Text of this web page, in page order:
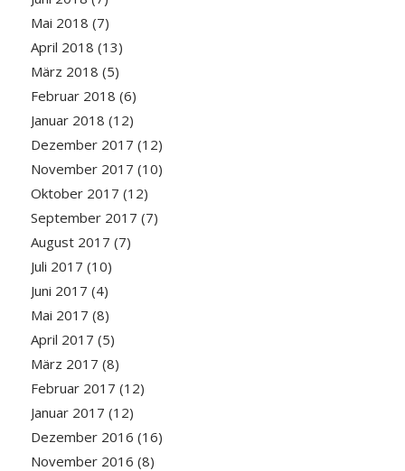
Mai 2018 (7)
April 2018 (13)
März 2018 (5)
Februar 2018 (6)
Januar 2018 (12)
Dezember 2017 (12)
November 2017 (10)
Oktober 2017 (12)
September 2017 (7)
August 2017 (7)
Juli 2017 (10)
Juni 2017 (4)
Mai 2017 (8)
April 2017 (5)
März 2017 (8)
Februar 2017 (12)
Januar 2017 (12)
Dezember 2016 (16)
November 2016 (8)